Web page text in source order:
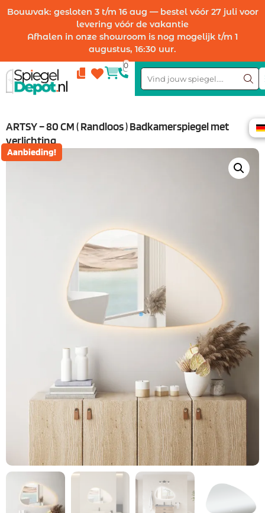
Bouwvak: gesloten 3 t/m 16 aug — bestel vóór 27 juli voor
levering vóór de vakantie
Afhalen in onze showroom is nog mogelijk t/m 1
augustus, 16:30 uur.
Compare
Wishlist
0
ARTSY – 80 CM ( Randloos ) Badkamerspiegel met
verlichting
Aanbieding!